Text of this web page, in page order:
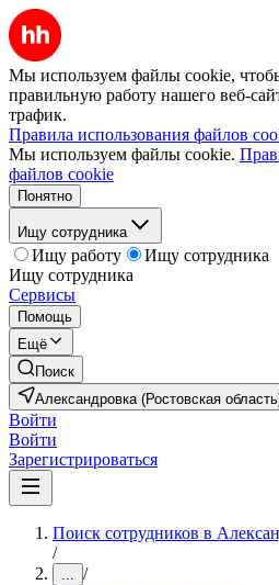
Мы используем файлы cookie,
правильную работу нашего веб-
трафик.
Правила использования файлов
Мы используем файлы cookie.
файлов cookie
Понятно
Ищу сотрудника
Ищу работу
Ищу сотрудника
Ищу сотрудника
Сервисы
Помощь
Ещё
Поиск
Александровка (Ростовская
Войти
Войти
Зарегистрироваться
Поиск сотрудников в
/
... /